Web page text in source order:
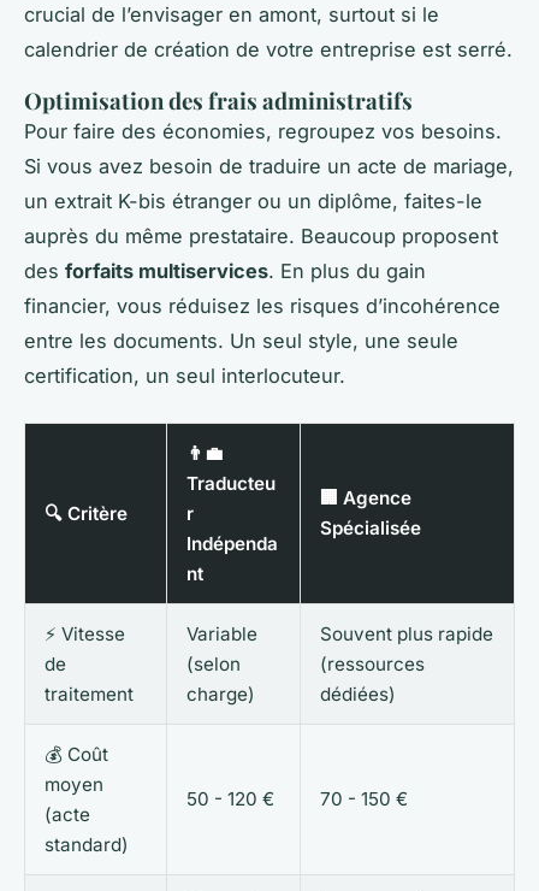
crucial de l’envisager en amont, surtout si le
calendrier de création de votre entreprise est serré.
Optimisation des frais administratifs
Pour faire des économies, regroupez vos besoins.
Si vous avez besoin de traduire un acte de mariage,
un extrait K-bis étranger ou un diplôme, faites-le
auprès du même prestataire. Beaucoup proposent
des forfaits multiservices. En plus du gain
financier, vous réduisez les risques d’incohérence
entre les documents. Un seul style, une seule
certification, un seul interlocuteur.
🔍 Critère
👨‍💼
Traducteu
r
Indépenda
nt
🏢 Agence
Spécialisée
⚡ Vitesse
de
traitement
Variable
(selon
charge)
Souvent plus rapide
(ressources
dédiées)
💰 Coût
moyen
(acte
standard)
50 - 120 € 70 - 150 €